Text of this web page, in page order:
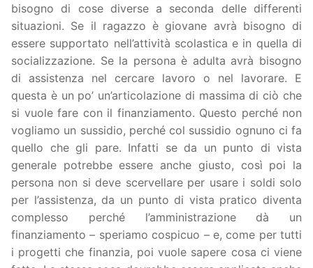
bisogno di cose diverse a seconda delle differenti
situazioni. Se il ragazzo è giovane avrà bisogno di
essere supportato nell’attività scolastica e in quella di
socializzazione. Se la persona è adulta avrà bisogno
di assistenza nel cercare lavoro o nel lavorare. E
questa è un po’ un’articolazione di massima di ciò che
si vuole fare con il finanziamento. Questo perché non
vogliamo un sussidio, perché col sussidio ognuno ci fa
quello che gli pare. Infatti se da un punto di vista
generale potrebbe essere anche giusto, così poi la
persona non si deve scervellare per usare i soldi solo
per l’assistenza, da un punto di vista pratico diventa
complesso perché l’amministrazione dà un
finanziamento – speriamo cospicuo – e, come per tutti
i progetti che finanzia, poi vuole sapere cosa ci viene